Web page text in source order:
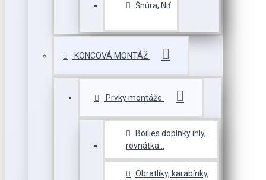
Šnúra, Niť
KONCOVÁ MONTÁŽ
Prvky montáže
Boilies doplnky ihly,
rovnátka...
Obratlíky, karabínky,